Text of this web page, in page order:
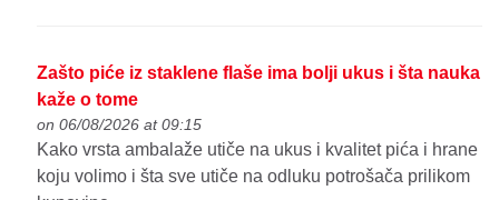
Zašto piće iz staklene flaše ima bolji ukus i šta nauka
kaže o tome
on 06/08/2026 at 09:15
Kako vrsta ambalaže utiče na ukus i kvalitet pića i hrane
koju volimo i šta sve utiče na odluku potrošača prilikom